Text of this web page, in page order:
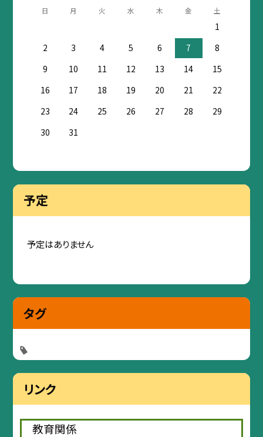
日 月 火 水 木 金 土
1
2
3 4 5 6 7
8
9
10 11 12 13 14
15
16
17 18 19 20 21
22
23
24 25 26 27 28
29
30
31
予定
予定はありません
タグ
リンク
教育関係